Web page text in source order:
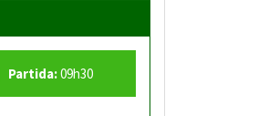
Partida:09h30